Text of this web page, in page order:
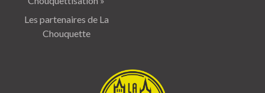
Les partenaires de La
Chouquette